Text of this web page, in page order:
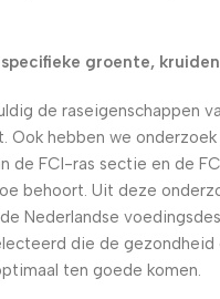
groente,
de raseigenschappen
Ook hebben we onderzoek
de FCI-ras sectie en de
behoort. Uit deze
Nederlandse
die de gezondheid
ten goede komen.